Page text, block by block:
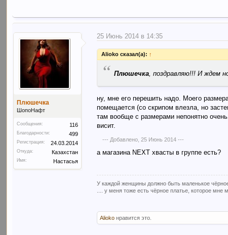
Плюшечка
ШопоНафт
Сообщения: 116
Благодарности: 499
Регистрация: 24.03.2014
Откуда: Казахстан
Имя: Настасья
25 Июнь 2014 в 14:35
Alioko сказал(а): ↑
“ Плюшечка , поздравляю!!! И ждем
ну, мне его перешить надо. Моего
помещается (со скрипом влезла, но
там вообще с размерами непонятно
висит.
--- Добавлено,25 Июнь 2014 ---
а магазина NEXT хвасты в группе есть?
У каждой женщины должно быть маленькое чёрное
.... у меня тоже есть чёрное платье, которое мне
Alioko нравится это.